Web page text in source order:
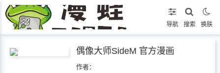
导航 搜索 换肤
偶像大师SideM 官方漫画
作者：